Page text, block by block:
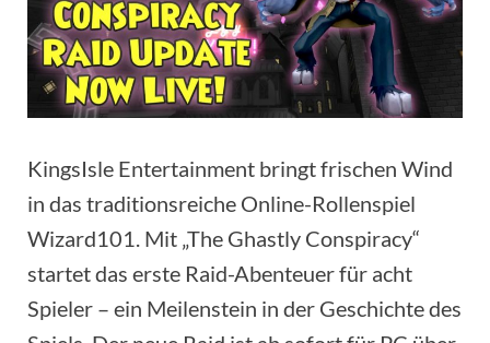
KingsIsle Entertainment bringt frischen Wind
in das traditionsreiche Online-Rollenspiel
Wizard101. Mit „The Ghastly Conspiracy“
startet das erste Raid-Abenteuer für acht
Spieler – ein Meilenstein in der Geschichte des